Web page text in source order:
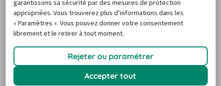
comparer les assurances incluses, le forfait kilométrique,
le type de véhicule et les options proposées avant de
faire votre choix. Parmi ces prestataires, vous retrouverez
Argus Car Hire ou Sunny Car par exemple. Si vous hésitez
entre deux loueurs, prenez le temps de lire les
commentaires laissés par les clients. Cela vous donnera
garantissons sa sécurité par des mesures de protection
appropriées. Vous trouverez plus d’informations dans les
« Paramètres ». Vous pouvez donner votre consentement
librement et le retirer à tout moment.
Rejeter ou paramétrer
Accepter tout